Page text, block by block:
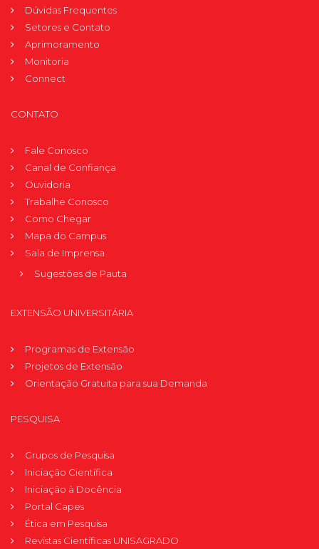
Dúvidas Frequentes
Setores e Contato
Aprimoramento
Monitoria
Connect
CONTATO
Fale Conosco
Canal de Confiança
Ouvidoria
Trabalhe Conosco
Como Chegar
Mapa do Campus
Sala de Imprensa
Sugestões de Pauta
EXTENSÃO UNIVERSITÁRIA
Programas de Extensão
Projetos de Extensão
Orientação Gratuita para sua Demanda
PESQUISA
Grupos de Pesquisa
Iniciação Científica
Iniciação à Docência
Portal Capes
Ética em Pesquisa
Revistas Científicas UNISAGRADO